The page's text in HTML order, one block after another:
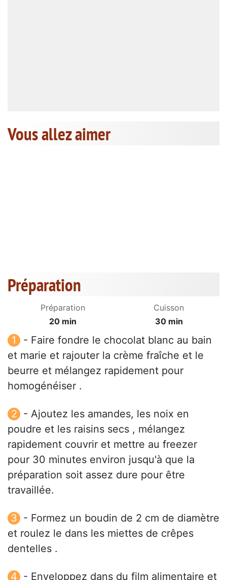
Vous allez aimer
Préparation
Préparation
20 min
Cuisson
30 min
- Faire fondre le chocolat blanc au bain
et marie et rajouter la crème fraîche et le
beurre et mélangez rapidement pour
homogénéiser .
- Ajoutez les amandes, les noix en
poudre et les raisins secs , mélangez
rapidement couvrir et mettre au freezer
pour 30 minutes environ jusqu'à que la
préparation soit assez dure pour être
travaillée.
- Formez un boudin de 2 cm de diamètre
et roulez le dans les miettes de crêpes
dentelles .
- Enveloppez dans du film alimentaire et